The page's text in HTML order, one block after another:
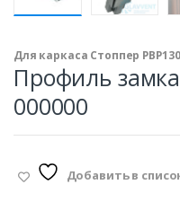
Для каркаса Стоппер
Профиль
000000
Добавить в